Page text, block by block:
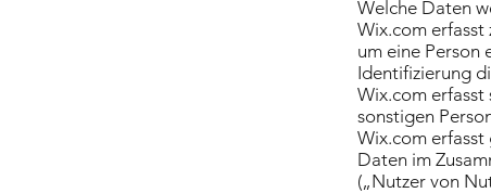
Welche Daten
Wix.com
um eine Person
Identifizierung
Wix.com erfasst
sonstigen
Wix.com erfasst
Daten im
(„Nutzer von